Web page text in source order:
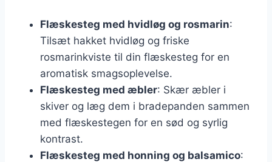
Flæskesteg med hvidløg og rosmarin:
Tilsæt hakket hvidløg og friske
rosmarinkviste til din flæskesteg for en
aromatisk smagsoplevelse.
Flæskesteg med æbler: Skær æbler i
skiver og læg dem i bradepanden sammen
med flæskestegen for en sød og syrlig
kontrast.
Flæskesteg med honning og balsamico: